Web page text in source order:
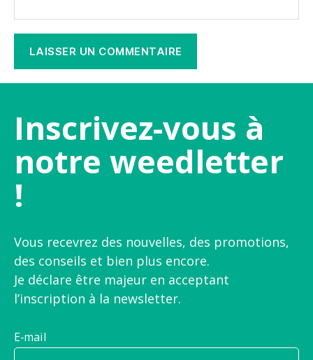
Inscrivez-vous à
notre weedletter
!
Vous recevrez des nouvelles, des promotions,
des conseils et bien plus encore.
Je déclare être majeur en acceptant
l’inscription à la newsletter.
E-mail